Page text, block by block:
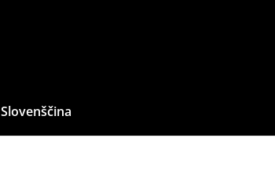
Slovenščina